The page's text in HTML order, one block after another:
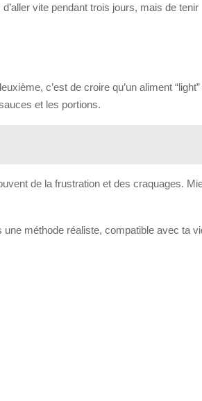
vite pendant trois jours, mais de tenir
c’est de croire qu’un aliment
et les portions.
de la frustration et des craquages.
méthode réaliste, compatible avec ta